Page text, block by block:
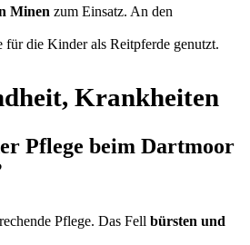
Minen zum Einsatz. An den
für die Kinder als Reitpferde genutzt.
Krankheiten
Pflege beim Dartmoor
Pflege. Das Fell bürsten und